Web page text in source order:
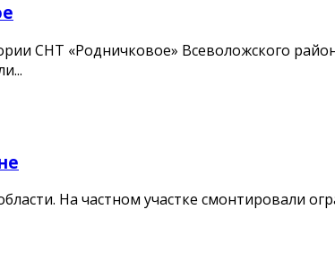
СНТ «Родничковое» Всеволожского
На частном участке смонтировали